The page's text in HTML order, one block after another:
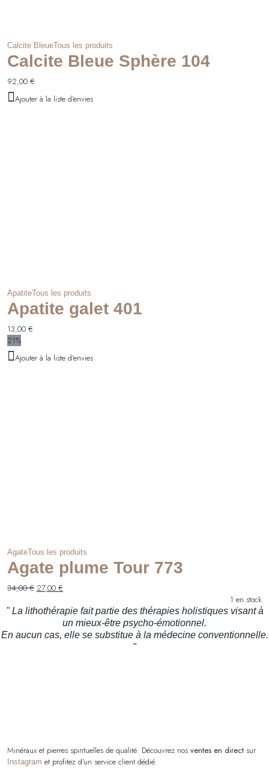
Calcite BleueTous les produits
Calcite Bleue Sphère 104
92,00 €
Ajouter à la liste d'envies
ApatiteTous les produits
Apatite galet 401
13,00 €
21%
Ajouter à la liste d'envies
AgateTous les produits
Agate plume Tour 773
34,00€ Le
initial
34,00 €.
27,00 €
actuel
est :
27,00 €.
1 en stock
" La lithothérapie fait partie des thérapies holistiques visant à
un mieux-être psycho-émotionnel.
En aucun cas, elle se substitue à la médecine conventionnelle.
"
Minéraux et pierres spirituelles de qualité. Découvrez nos ventes en direct sur
Instagram et profitez d’un service client dédié.